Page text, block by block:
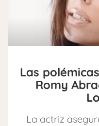
Las
Romy
La actriz